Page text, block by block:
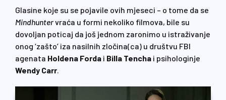
Glasine koje su se pojavile ovih mjeseci – o tome da se
Mindhuntervraća u formi nekoliko filmova, bile su
dovoljan poticaj da još jednom zaronimo u istraživanje
onog ‘zašto’ iza nasilnih zločina(ca) u društvu FBI
agenata Holdena Forda i Billa Tencha i psihologinje
Wendy Carr.